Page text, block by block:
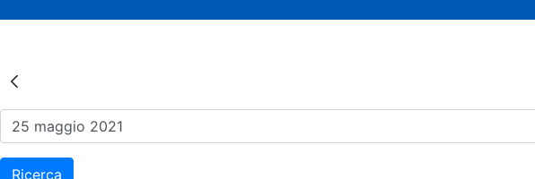
Risultati della Ricerca - Eventi
Ricerca